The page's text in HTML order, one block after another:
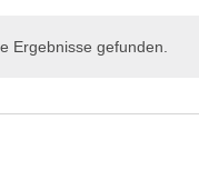
Hinweis
Ergebnisse gefunden.